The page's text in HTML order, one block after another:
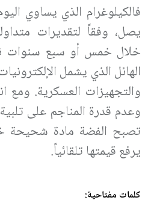
خلال خمس أو سبع سنوات
الهائل الذي يشمل
والتجهيزات العسكرية. ومع
وعدم قدرة المناجم على
تصبح الفضة مادة شحيحة
يرفع قيمتها تلقائياً.
كلمات مفتاحية: